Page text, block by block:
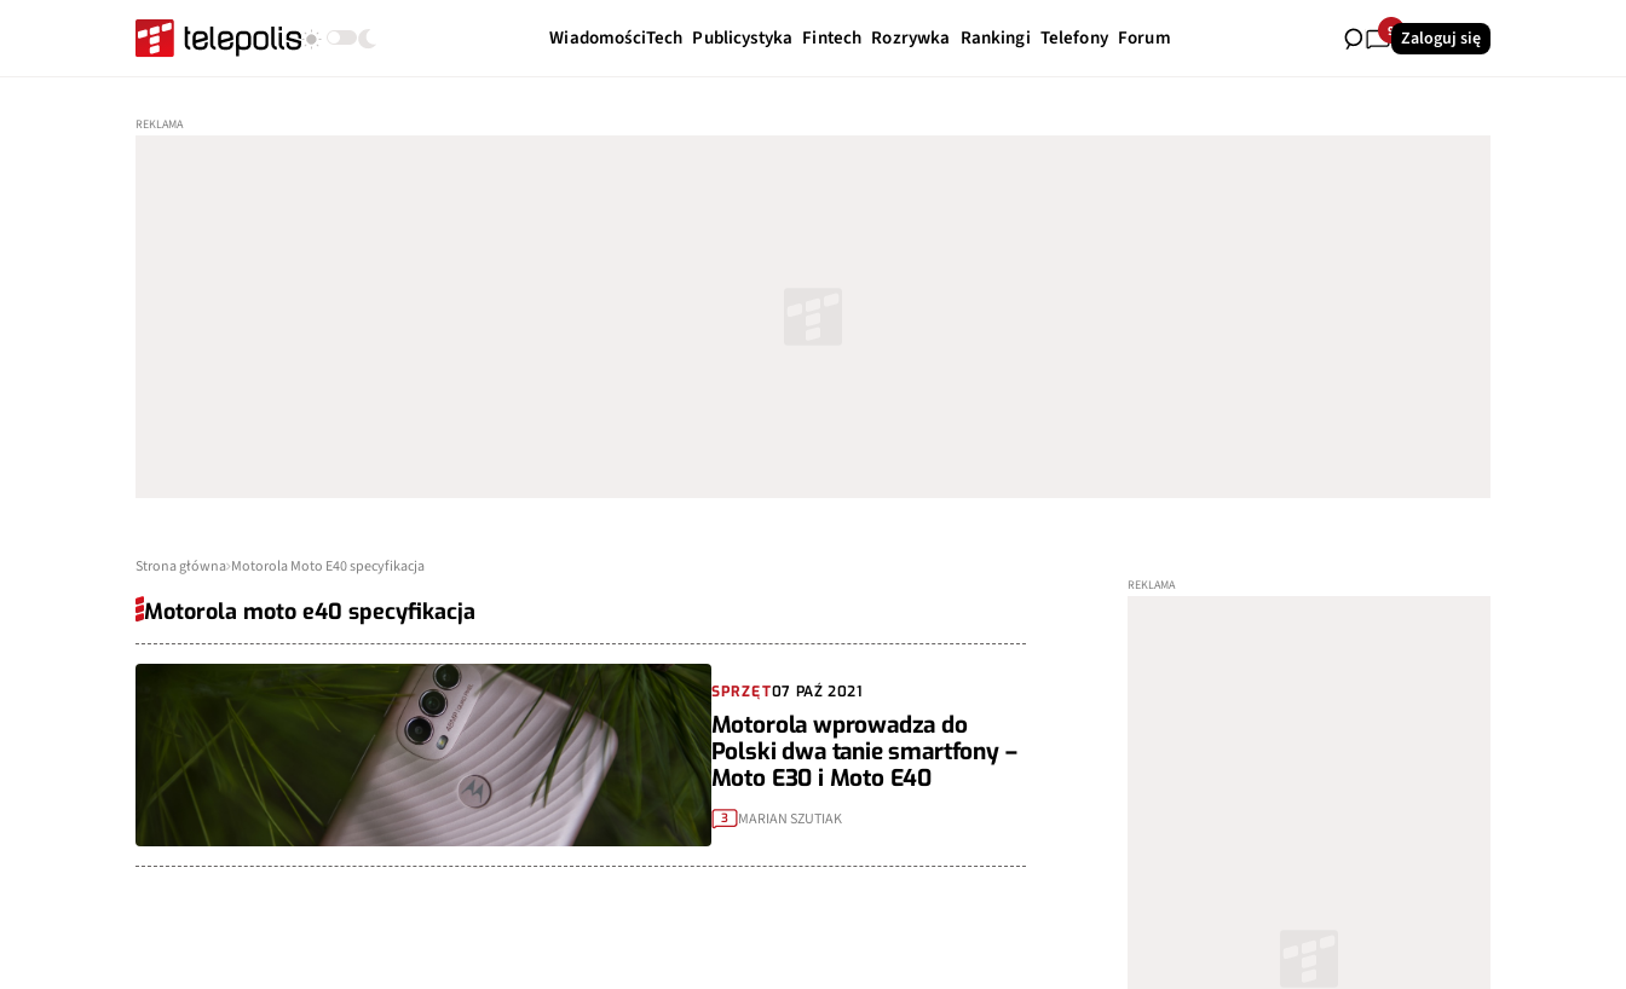
WiadomościTech Publicystyka Fintech Rozrywka Rankingi Telefony Forum 9 Zaloguj się
Strona główna Motorola Moto E40 specyfikacja
Motorola moto e40 specyfikacja
SPRZĘT07 PAŹ 2021
Motorola wprowadza do
Polski dwa tanie smartfony –
Moto E30 i Moto E40
3 MARIAN SZUTIAK